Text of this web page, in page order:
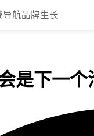
导航品牌生长
是下一个